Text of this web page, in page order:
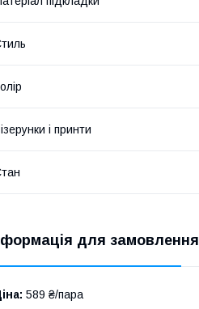
і принти
для замовлення
589 ₴/пара